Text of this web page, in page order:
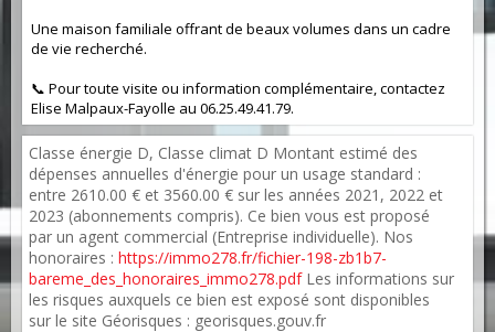
Une maison familiale offrant de beaux volumes dans un cadre
de vie recherché.
📞 Pour toute visite ou information complémentaire, contactez
Elise Malpaux-Fayolle au 06.25.49.41.79.
Classe énergie D, Classe climat D Montant estimé des
dépenses annuelles d'énergie pour un usage standard :
entre 2610.00 € et 3560.00 € sur les années 2021, 2022 et
2023 (abonnements compris). Ce bien vous est proposé
par un agent commercial (Entreprise individuelle). Nos
honoraires : https://immo278.fr/fichier-198-zb1b7-
bareme_des_honoraires_immo278.pdfLes informations sur
les risques auxquels ce bien est exposé sont disponibles
sur le site Géorisques : georisques.gouv.fr